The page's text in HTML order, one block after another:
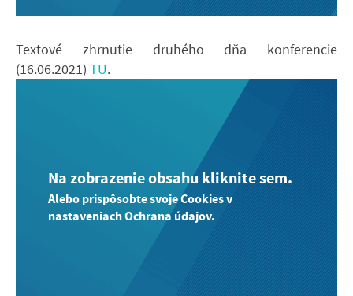
Textové zhrnutie druhého dňa konferencie
(16.06.2021) ​​​TU.
Na zobrazenie obsahu kliknite sem.
Alebo prispôsobte svoje Cookies v
nastaveniach Ochrana údajov.